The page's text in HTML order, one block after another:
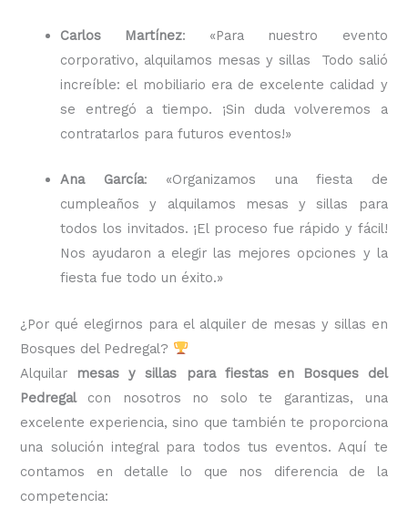
Carlos Martínez: «Para nuestro evento
corporativo, alquilamos mesas y sillas Todo salió
increíble: el mobiliario era de excelente calidad y
se entregó a tiempo. ¡Sin duda volveremos a
contratarlos para futuros eventos!»
Ana García: «Organizamos una fiesta de
cumpleaños y alquilamos mesas y sillas para
todos los invitados. ¡El proceso fue rápido y fácil!
Nos ayudaron a elegir las mejores opciones y la
fiesta fue todo un éxito.»
¿Por qué elegirnos para el alquiler de mesas y sillas en
Bosques del Pedregal?
Alquilar mesas y sillas para fiestas en Bosques del
Pedregal con nosotros no solo te garantizas, una
excelente experiencia, sino que también te proporciona
una solución integral para todos tus eventos. Aquí te
contamos en detalle lo que nos diferencia de la
competencia: